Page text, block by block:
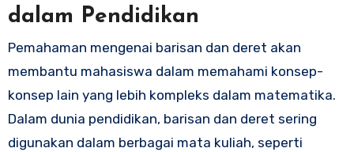
dalam Pendidikan
Pemahaman mengenai barisan dan deret akan
membantu mahasiswa dalam memahami konsep-
konsep lain yang lebih kompleks dalam matematika.
Dalam dunia pendidikan, barisan dan deret sering
digunakan dalam berbagai mata kuliah, seperti